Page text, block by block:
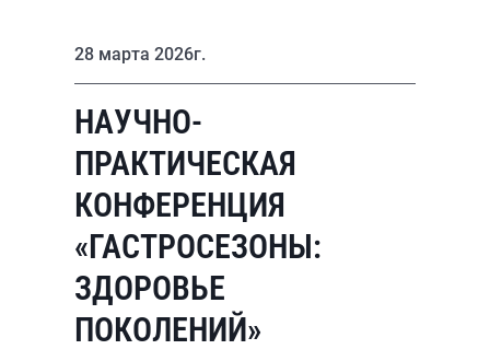
28 марта 2026г.
НАУЧНО-
ПРАКТИЧЕСКАЯ
КОНФЕРЕНЦИЯ
«ГАСТРОСЕЗОНЫ:
ЗДОРОВЬЕ
ПОКОЛЕНИЙ»